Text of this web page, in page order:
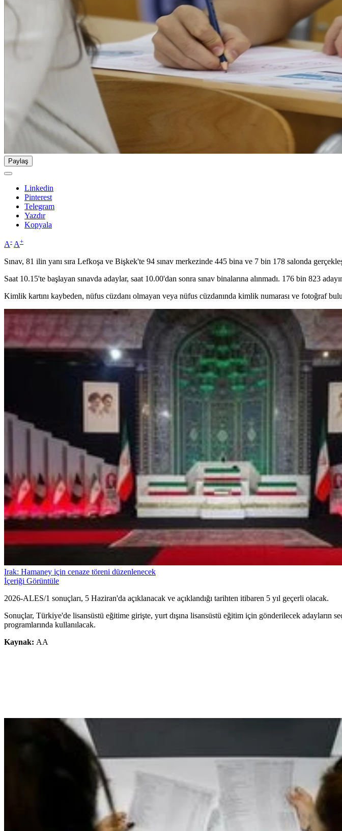
Paylaş
Linkedin
Pinterest
Telegram
Yazdır
Kopyala
A- A+
Sınav, 81 ilin yanı sıra Lefkoşa ve Bişkek'te 94 sınav merkezinde 445 bina ve 7 bin 178 salonda
Saat 10.15'te başlayan sınavda adaylar, saat 10.00'dan sonra sınav binalarına alınmadı. 176 bin 823
Kimlik kartını kaybeden, nüfus cüzdanı olmayan veya nüfus cüzdanında kimlik numarası ve fotoğraf
Irak: Hamaney için cenaze töreni düzenlenecek
İçeriği Görüntüle
2026-ALES/1 sonuçları, 5 Haziran'da açıklanacak ve açıklandığı tarihten itibaren 5 yıl geçerli olacak.
Sonuçlar, Türkiye'de lisansüstü eğitime girişte, yurt dışına lisansüstü eğitim için gönderilecek adayların
programlarında kullanılacak.
Kaynak: AA